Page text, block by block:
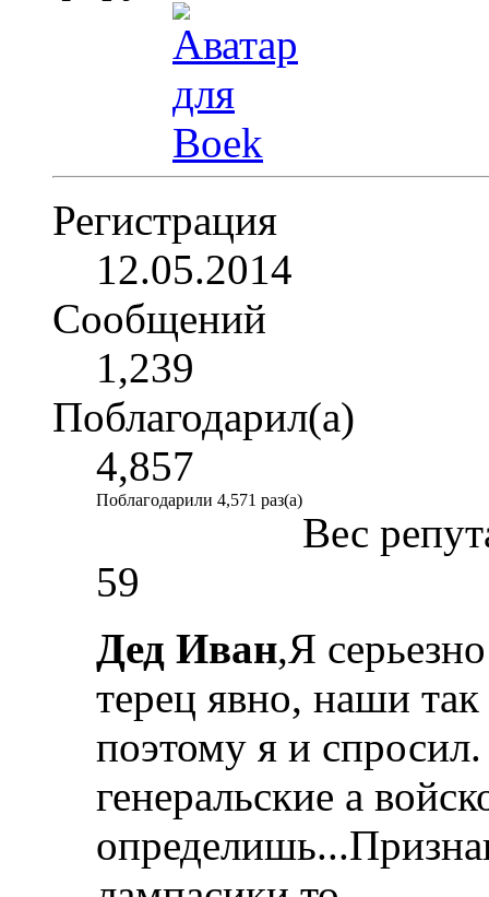
Регистрация
12.05.2014
Сообщений
1,239
Поблагодарил(а)
4,857
Поблагодарили 4,571 раз(а)
Вес
59
Дед Иван,Я
терец явно, наши
поэтому я и
генеральские а